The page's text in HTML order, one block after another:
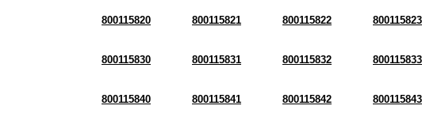
800115820 800115821 800115822 800115823
800115830 800115831 800115832 800115833
800115840 800115841 800115842 800115843